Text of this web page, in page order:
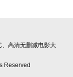
高清无删减电影大
Reserved